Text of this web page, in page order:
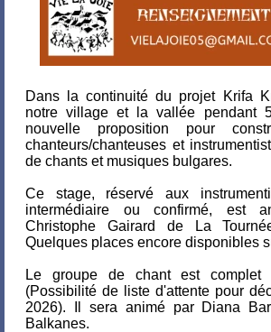
Dans la continuité du projet Krifa
notre village et la vallée pendant
nouvelle proposition pour
chanteurs/chanteuses et
de chants et musiques bulgares.
Ce stage, réservé aux
intermédiaire ou confirmé, est
Christophe Gairard de La
Quelques places encore disponibles
Le groupe de chant est complet
(Possibilité de liste d'attente pour
2026). Il sera animé par Diana
Balkanes.